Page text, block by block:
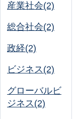
産業社会(2)
総合社会(2)
政経(2)
ビジネス(2)
グローバルビ
ジネス(2)